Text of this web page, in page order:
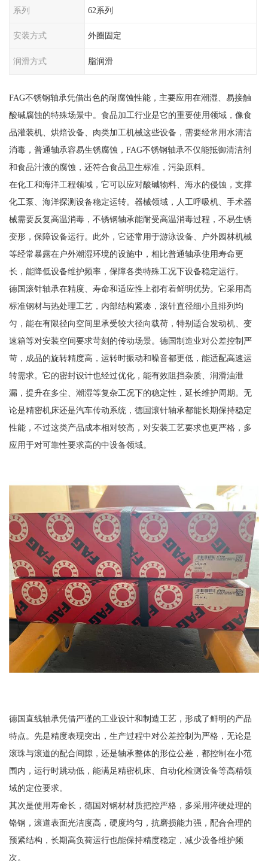
系列 62系列
安装方式 外圈固定
润滑方式 脂润滑
FAG不锈钢轴承凭借出色的耐腐蚀性能，主要应用在潮湿、易接触
酸碱腐蚀的特殊场景中。食品加工行业是它的重要使用领域，像食
品灌装机、烘焙设备、肉类加工机械这些设备，需要经常用水清洁
消毒，普通轴承容易生锈腐蚀，FAG不锈钢轴承不仅能抵御清洁剂
和食品汁液的腐蚀，还符合食品卫生标准，污染原料。
在化工和海洋工程领域，它可以应对酸碱物料、海水的侵蚀，支撑
化工泵、海洋探测设备稳定运转。器械领域，人工呼吸机、手术器
械需要反复高温消毒，不锈钢轴承能耐受高温消毒过程，不易生锈
变形，保障设备运行。此外，它还常用于游泳设备、户外园林机械
等经常暴露在户外潮湿环境的设施中，相比普通轴承使用寿命更
长，能降低设备维护频率，保障各类特殊工况下设备稳定运行。
德国滚针轴承在精度、寿命和适应性上都有着鲜明优势。它采用高
标准钢材与热处理工艺，内部结构紧凑，滚针直径细小且排列均
匀，能在有限径向空间里承受较大径向载荷，特别适合发动机、变
速箱等对安装空间要求苛刻的传动场景。德国制造业对公差控制严
苛，成品的旋转精度高，运转时振动和噪音都更低，能适配高速运
转需求。它的密封设计也经过优化，能有效阻挡杂质、润滑油泄
漏，提升在多尘、潮湿等复杂工况下的稳定性，延长维护周期。无
论是精密机床还是汽车传动系统，德国滚针轴承都能长期保持稳定
性能，不过这类产品成本相对较高，对安装工艺要求也更严格，多
应用于对可靠性要求高的中设备领域。
德国直线轴承凭借严谨的工业设计和制造工艺，形成了鲜明的产品
特点。先是精度表现突出，生产过程中对公差控制为严格，无论是
滚珠与滚道的配合间隙，还是轴承整体的形位公差，都控制在小范
围内，运行时跳动低，能满足精密机床、自动化检测设备等高精领
域的定位要求。
其次是使用寿命长，德国对钢材材质把控严格，多采用淬硬处理的
铬钢，滚道表面光洁度高，硬度均匀，抗磨损能力强，配合合理的
预紧结构，长期高负荷运行也能保持精度稳定，减少设备维护频
次。